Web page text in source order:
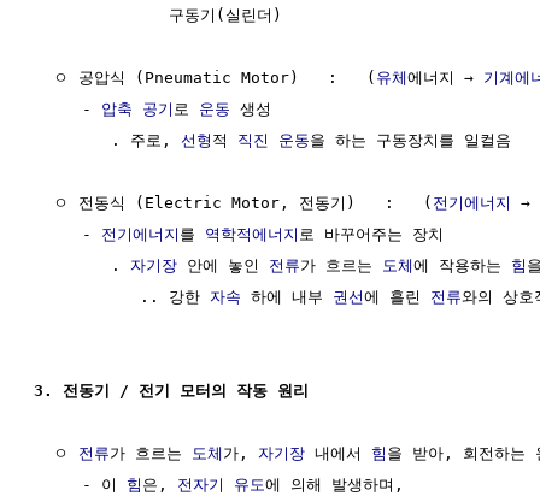
              구동기(실린더)
  ㅇ 공압식 (Pneumatic Motor)   :   (
유체에너지 → 기계에
     -
압축 공기 로 운동 생성
        . 주로,
선형 적 직진 운동을 하는 구동장치를 일컬음
  ㅇ 전동식 (Electric Motor, 전동기)   :   (
전기에너지
→
     -
전기에너지 를 역학적에너지 로 바꾸어주는 장치
        .
자기장 안에 놓인 전류가 흐르는 도체에 작용하는 힘
           .. 강한
자속 하에 내부 권선에 흘린 전류와의 상
3. 전동기 / 전기 모터의 작동 원리
  ㅇ
전류가 흐르는 도체 가, 자기장 내에서 힘 을 받아, 회전하는
     - 이
힘 은, 전자기 유도에 의해 발생하며,